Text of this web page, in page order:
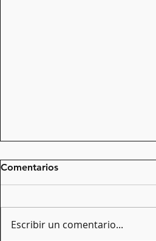
Comentarios
Escribir un comentario...